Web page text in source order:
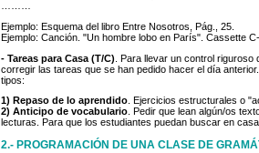
………
Ejemplo: Esquema del libro Entre Nosotros, Pág., 25.
Ejemplo: Canción. "Un hombre lobo en París". Cassette
- Tareas para Casa (T/C) . Para llevar un control
corregir las tareas que se han pedido hacer el día
tipos:
1) Repaso de lo aprendido. Ejercicios estructurales o
2) Anticipo de vocabulario. Pedir que lean algún/os
lecturas. Para que los estudiantes puedan buscar en
2.- PROGRAMACIÓN DE UNA CLASE DE